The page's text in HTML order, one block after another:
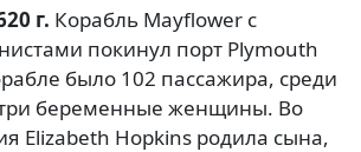
г. Корабль Mayflower с
покинул порт Plymouth
было 102 пассажира, среди
беременные женщины. Во
Elizabeth Hopkins родила сына,